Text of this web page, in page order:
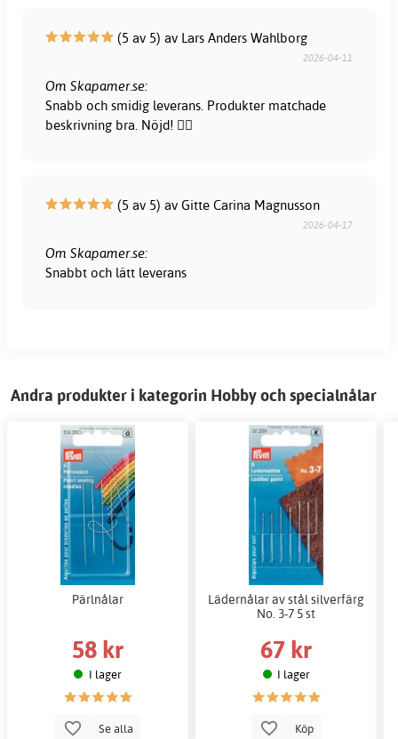
(5 av 5) av Lars Anders Wahlborg
2026-04-11
Om Skapamer.se:
Snabb och smidig leverans. Produkter matchade
beskrivning bra. Nöjd! 👍🏻
(5 av 5) av Gitte Carina Magnusson
2026-04-17
Om Skapamer.se:
Snabbt och lätt leverans
Andra produkter i kategorin Hobby och specialnålar
Pärlnålar
58 kr
I lager
Se alla
Lädernålar av stål silverfärg
No. 3-7 5 st
67 kr
I lager
Köp